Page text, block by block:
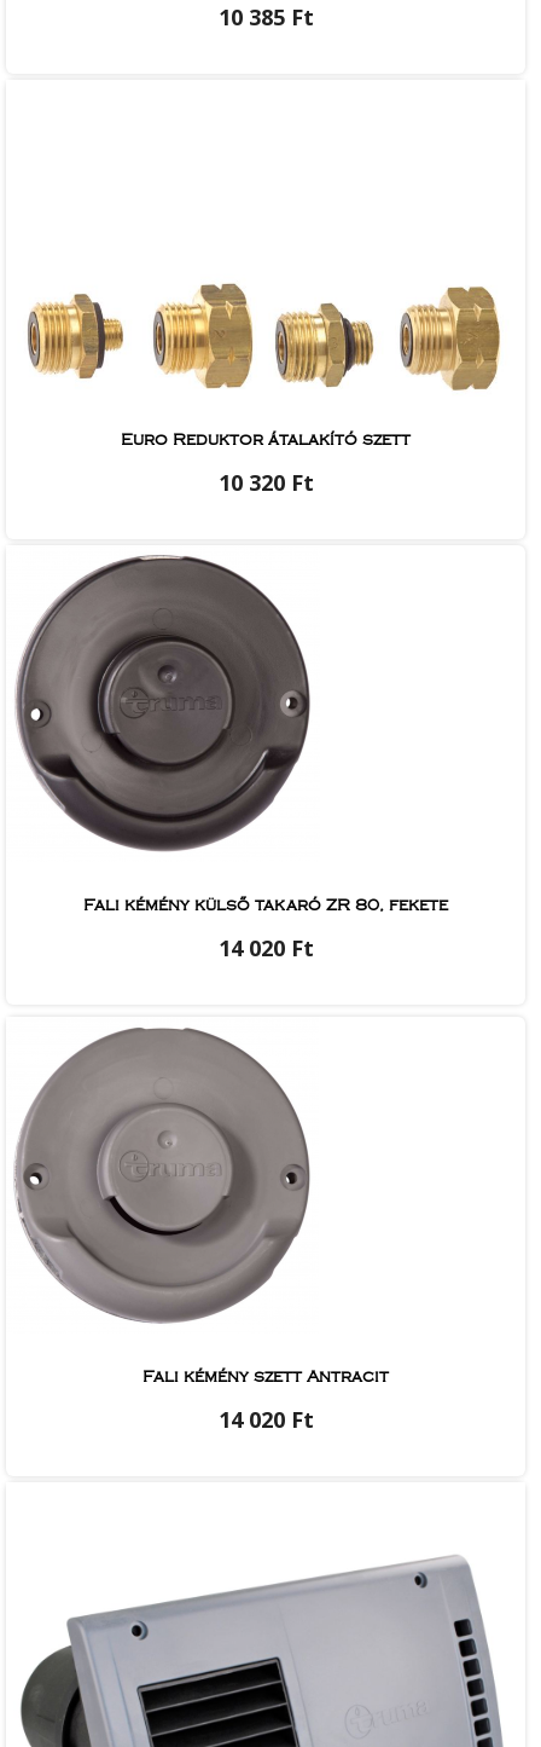
10 385 Ft
Euro Reduktor átalakító szett
10 320 Ft
Fali kémény külső takaró ZR 80, fekete
14 020 Ft
Fali kémény szett Antracit
14 020 Ft